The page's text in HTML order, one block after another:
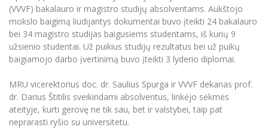
Universiteto teatras
MRU pop vokalinis ansamblis (vadovas Artūras
Novikas)
MRU merginų choras
Neformaliuoju ir (ar) savišvietos būdu įgytų
kompetencijų vertinimas ir pripažinimas
Studijų organizavimas
Erasmus+ mobilumas praktikoms (SMP)
Kitos galimybės
Partnerystės
Azijos centras
Vilniaus Karaliaus Sedžiongo institutas
Frankofoniškų šalių studijų centras
Emocinė gerovė
Mokslo laboratorijos
Žmogaus, aplinkos ir technologijų (HET)
Doktorantūra
Projektai
Akademinė leidyba
Veiklos dokumentai
Akademinė etika
Universiteto simbolika
Atributika
Sūduvos akademija
Tinklalaidės
Bakalauro studijos
Magistrantūros studijos
Švietimo ir kultūros vadovų MPA
Teisės LL.M.
Papildomosios studijos
(VVVF) bakalauro ir magistro studijų absolventams. Aukštojo
mokslo baigimą liudijantys dokumentai buvo įteikti 24 bakalauro
bei 34 magistro studijas baigusiems studentams, iš kurių 9
užsienio studentai. Už puikius studijų rezultatus bei už puikų
baigiamojo darbo įvertinimą buvo įteikti 3 lyderio diplomai.
MRU vicerektorius doc. dr. Saulius Spurga ir VVVF dekanas prof.
dr. Darius Štitilis sveikindami absolventus, linkėjo sėkmės
ateityje, kurti gerovę ne tik sau, bet ir valstybei, taip pat
neprarasti ryšio su universitetu.